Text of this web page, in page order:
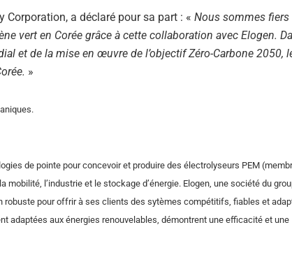
Corporation, a déclaré pour sa part : « Nous sommes fiers
vert en Corée grâce à cette collaboration avec Elogen.
et de la mise en œuvre de l’objectif Zéro-Carbone 2050,
»
de pointe pour concevoir et produire des électrolyseurs PEM
l’industrie et le stockage d’énergie. Elogen, une société du
robuste pour offrir à ses clients des sytèmes compétitifs, fiables et
adaptées aux énergies renouvelables, démontrent une efficacité et une